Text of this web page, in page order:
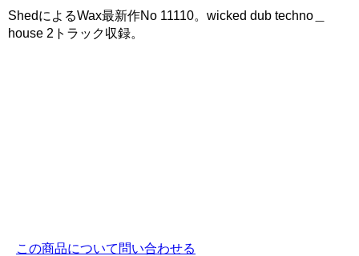
ShedによるWax最新作No 11110。wicked dub techno＿
house 2トラック収録。
この商品について問い合わせる